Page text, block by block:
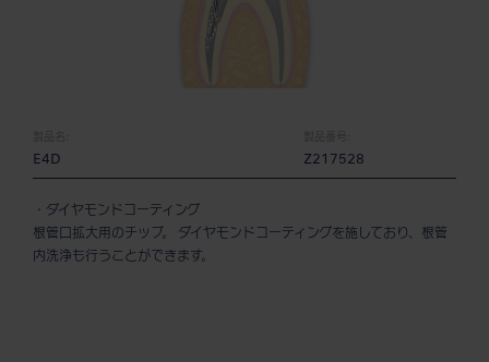
製品名:
E4D
製品番号:
Z217528
・ダイヤモンドコーティング
根管口拡大用のチップ。 ダイヤモンドコーティングを施しており、根管
内洗浄も行うことができます。